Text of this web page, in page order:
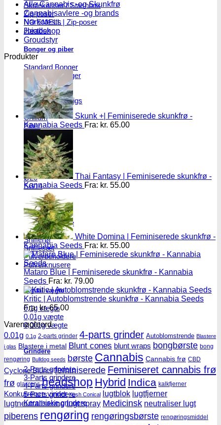
Skulekasser / Stashbox
Zip-poser
NO SMELL | Zip-poser
Jointbox
Bonger og piber
Standard Bonger
Percolator bonger
Diffusor bonger
Dabbing
Olie Bonger / Rigs
Tjubanger
Chillum
Piber
Bonghoveder
Ø17
Ø20
SG14
Sniff & Snus
Master blastere
Snuff Box
Snifferør
Sniffesæt
Pulverbeholdere
Pulverknusere
Digital vægte
0,1g vægte
0,01g vægte
0,001g vægte
Grindere
2-Parts grindere
3-Parts grindere
4-Parts grindere
5-Parts grindere
Keramiske grindere
Alle Cannabis -og Skunkfrø
Cannabisavlere -og brands
Narkotests
Headshop
Groudstyr
Produkter
Skunk +| Feminiserede skunkfrø -
Kannabia Seeds Fra: kr. 65.00
Thai Fantasy | Feminiserede skunkfrø -
Kannabia Seeds Fra: kr. 55.00
White Domina | Feminiserede skunkfrø -
Kannabia Seeds Fra: kr. 55.00
Mataro Blue | Feminiserede skunkfrø - Kannabia
Seeds Fra: kr. 79.00
Kritic | Autoblomstrende skunkfrø - Kannabia Seeds
Fra: kr.65.00
Varenøgleord
0.01g 0.1g 2-parts grinder 4-parts grinder Autoblomstrende Blastere
i glas Blastere i metal Blunt cones blunt wraps bongbørste bong
rengøring Bulldog seeds børste Cannabis Cannabis frø CBD
Cyclone Blunts feminiserede Feminiseret cannabis frø
frø glasrens headshop Hybrid Indica kalkfjerner
Konkurrence vinder Kush Conical lugtblok lugtfjerner
lugtneutralisering lugt spray Medicinsk neutraliser lugt
piberens rengøring rengøringsbørste rengøringsmiddel